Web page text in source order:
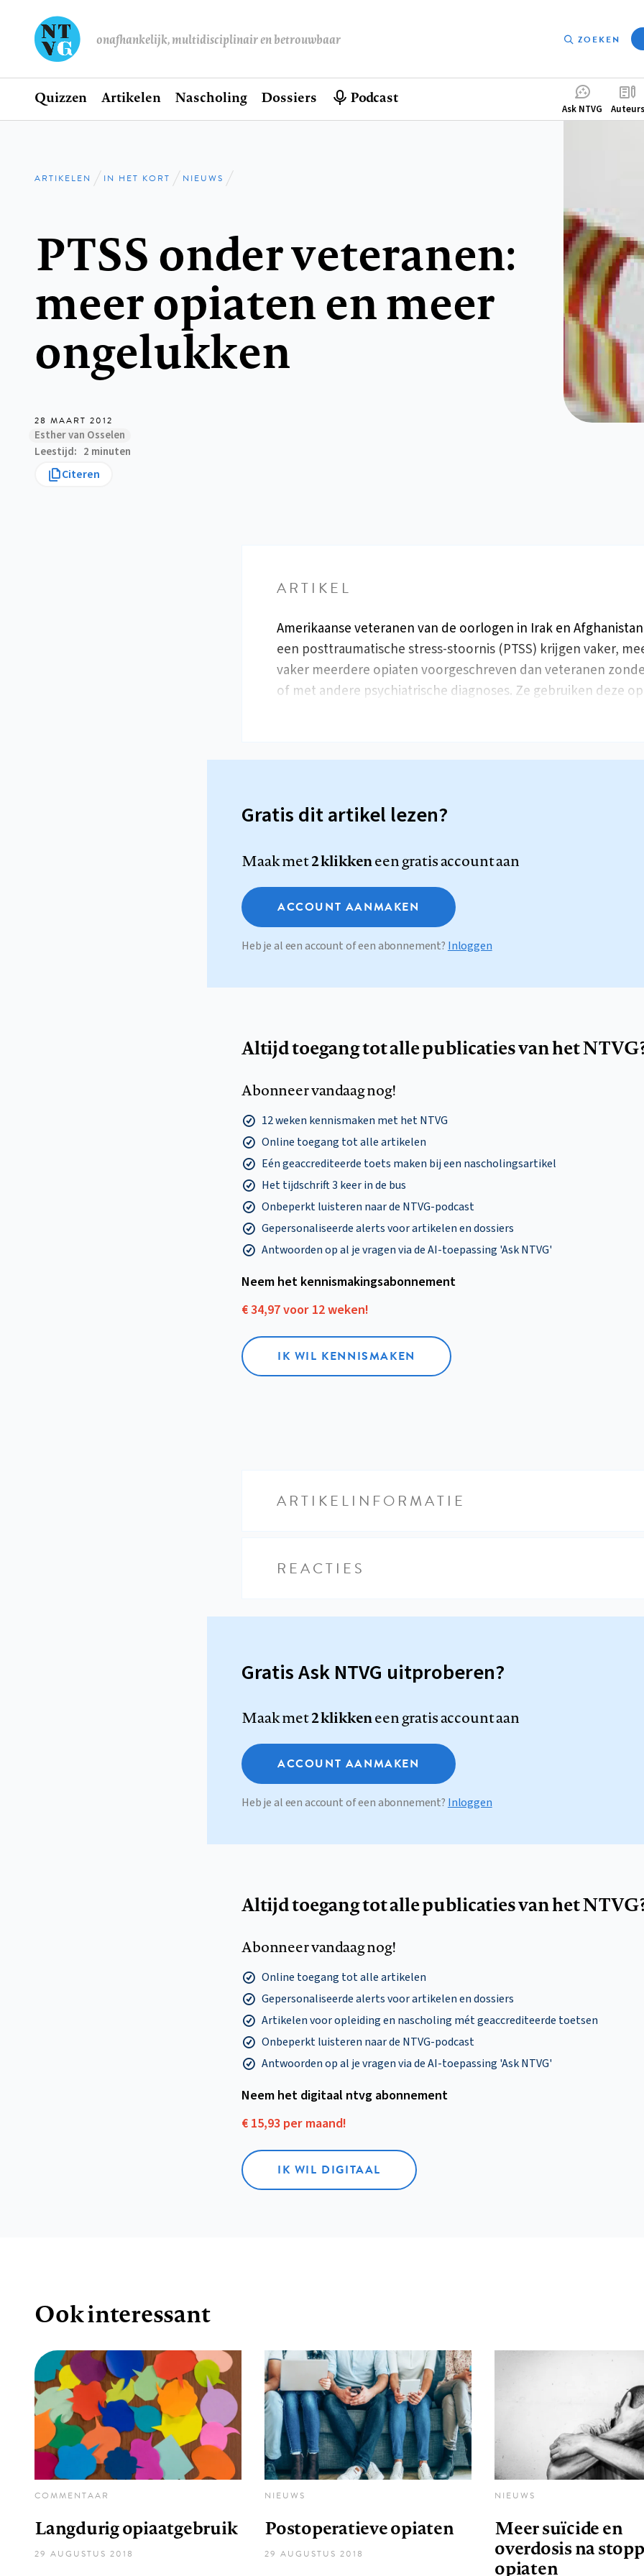
onafhankelijk, multidisciplinair en betrouwbaar ZOEKEN
Hoofdnavigatie
Home
Quizzen Artikelen Nascholing Dossiers Podcast
Ask NTVG Auteurs
Kruimelpad
ARTIKELEN IN HET KORT NIEUWS
PTSS onder veteranen:
meer opiaten en meer
ongelukken
28 MAART 2012
Esther van Osselen
Leestijd
2 minuten
Citeren
ARTIKEL
Amerikaanse veteranen van de oorlogen in Irak en
een posttraumatische stress-stoornis (PTSS) krijgen vaker,
vaker meerdere opiaten voorgeschreven dan veteranen
of met andere psychiatrische diagnoses. Ze gebruiken deze
Gratis dit artikel lezen?
Maak met2 klikkeneen gratis account aan
ACCOUNT AANMAKEN
Heb je al een account of een abonnement? Inloggen
Altijd toegang tot alle publicaties van het
Abonneer vandaag nog!
12 weken kennismaken met het NTVG
Online toegang tot alle artikelen
Eén geaccrediteerde toets maken bij een nascholingsartikel
Het tijdschrift 3 keer in de bus
Onbeperkt luisteren naar de NTVG-podcast
Gepersonaliseerde alerts voor artikelen en dossiers
Antwoorden op al je vragen via de AI-toepassing 'Ask NTVG'
Neem het kennismakings­abonnement
€ 34,97 voor 12 weken!
IK WIL KENNISMAKEN
ARTIKELINFORMATIE
REACTIES
Gratis Ask NTVG uitproberen?
Maak met2 klikkeneen gratis account aan
ACCOUNT AANMAKEN
Heb je al een account of een abonnement? Inloggen
Altijd toegang tot alle publicaties van het
Abonneer vandaag nog!
Online toegang tot alle artikelen
Gepersonaliseerde alerts voor artikelen en dossiers
Artikelen voor opleiding en nascholing mét geaccrediteerde toetsen
Onbeperkt luisteren naar de NTVG-podcast
Antwoorden op al je vragen via de AI-toepassing 'Ask NTVG'
Neem het digitaal ntvg abonnement
€ 15,93 per maand!
IK WIL DIGITAAL
Ook interessant
COMMENTAAR
Langdurig opiaatgebruik
29 AUGUSTUS 2018
NIEUWS
Postoperatieve opiaten
29 AUGUSTUS 2018
NIEUWS
Meer suïcide en
overdosis na
opiaten